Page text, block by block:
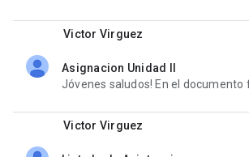
Victor Virguez
Asignacion Unidad II
unread,
Victor Virguez